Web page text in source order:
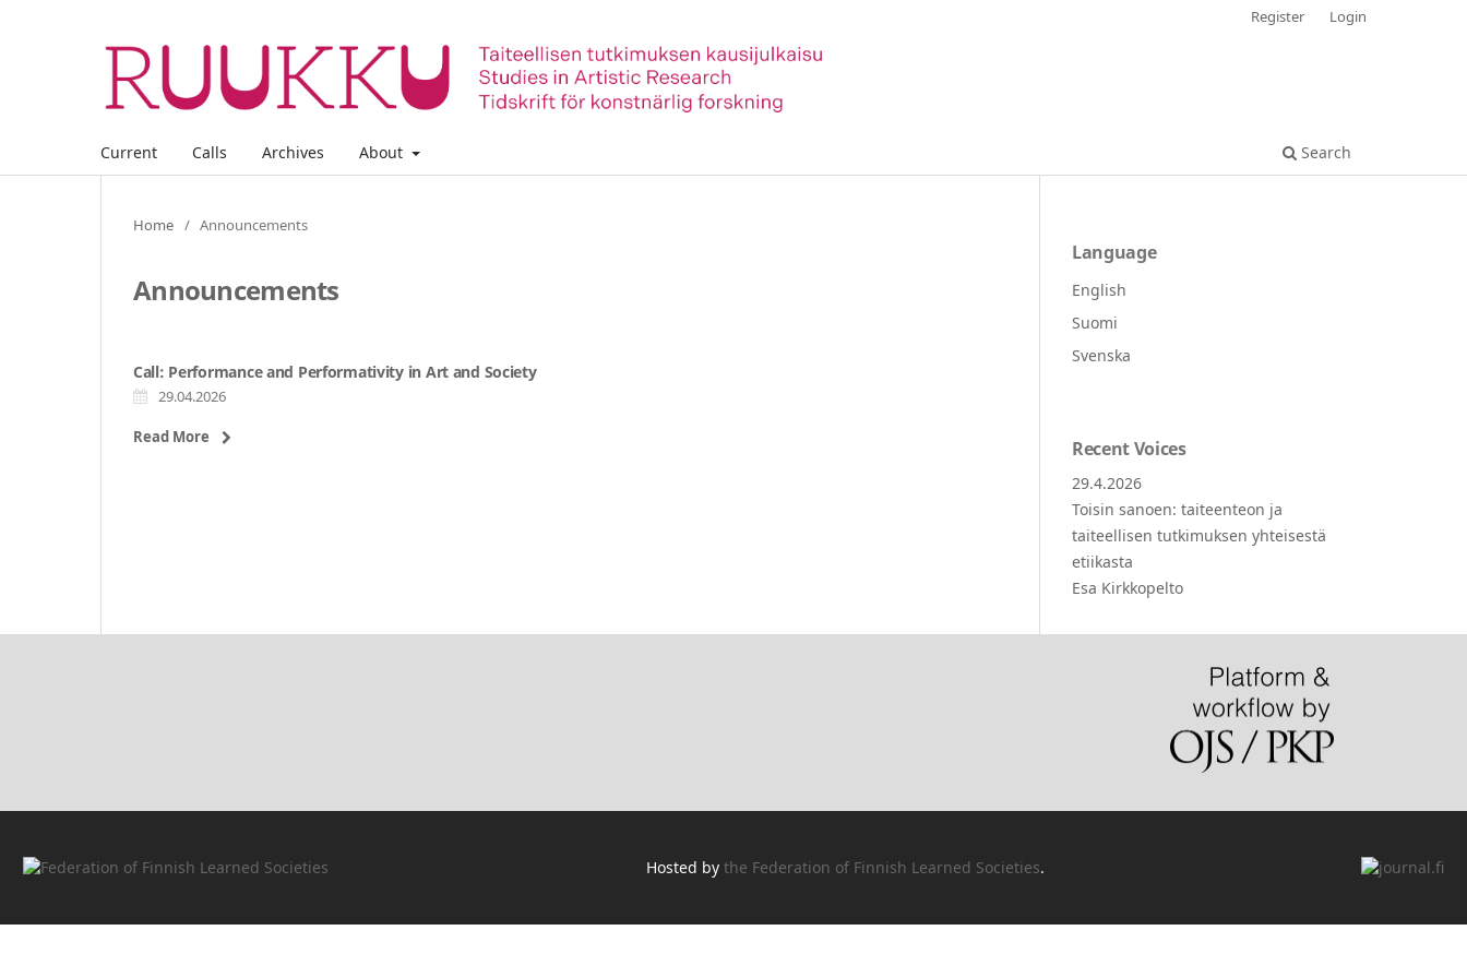
Current Calls Archives About Search
Register Login
Home / Announcements
Announcements
Call: Performance and Performativity in Art and Society
29.04.2026
Read More
Language
English
Suomi
Svenska
Recent Voices
29.4.2026
Toisin sanoen: taiteenteon ja
taiteellisen tutkimuksen yhteisestä
etiikasta
Esa Kirkkopelto
Hosted by the Federation of Finnish Learned Societies.